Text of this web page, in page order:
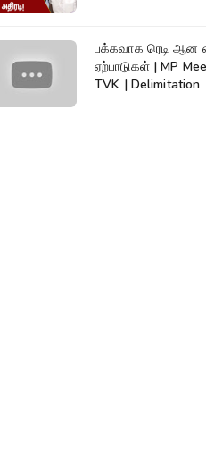
பக்கவாக ரெடி ஆன
ஏற்பாடுகள் | MP
TVK | Delimitation